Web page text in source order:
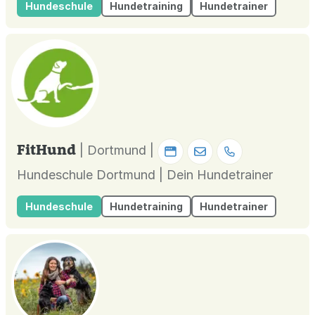
Hundeschule Hundetraining Hundetrainer
FitHund
| Dortmund |
Hundeschule Dortmund | Dein Hundetrainer
Hundeschule Hundetraining Hundetrainer